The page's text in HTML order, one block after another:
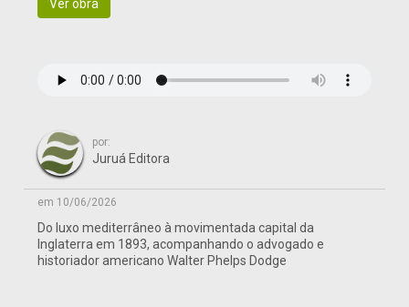
Ver obra
por:
Juruá Editora
em 10/06/2026
Do luxo mediterrâneo à movimentada capital da
Inglaterra em 1893, acompanhando o advogado e
historiador americano Walter Phelps Dodge